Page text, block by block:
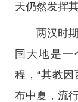
天仍然发挥
两汉时
国大地是
程，“其教
布中夏，流